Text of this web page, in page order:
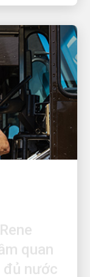
quan
nước
đảm bảo an